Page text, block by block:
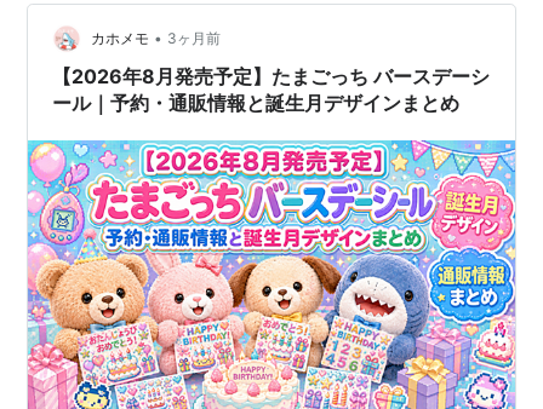
カホメモ • 3ヶ月前
【2026年8月発売予定】たまごっち バースデーシ
ール｜予約・通販情報と誕生月デザインまとめ